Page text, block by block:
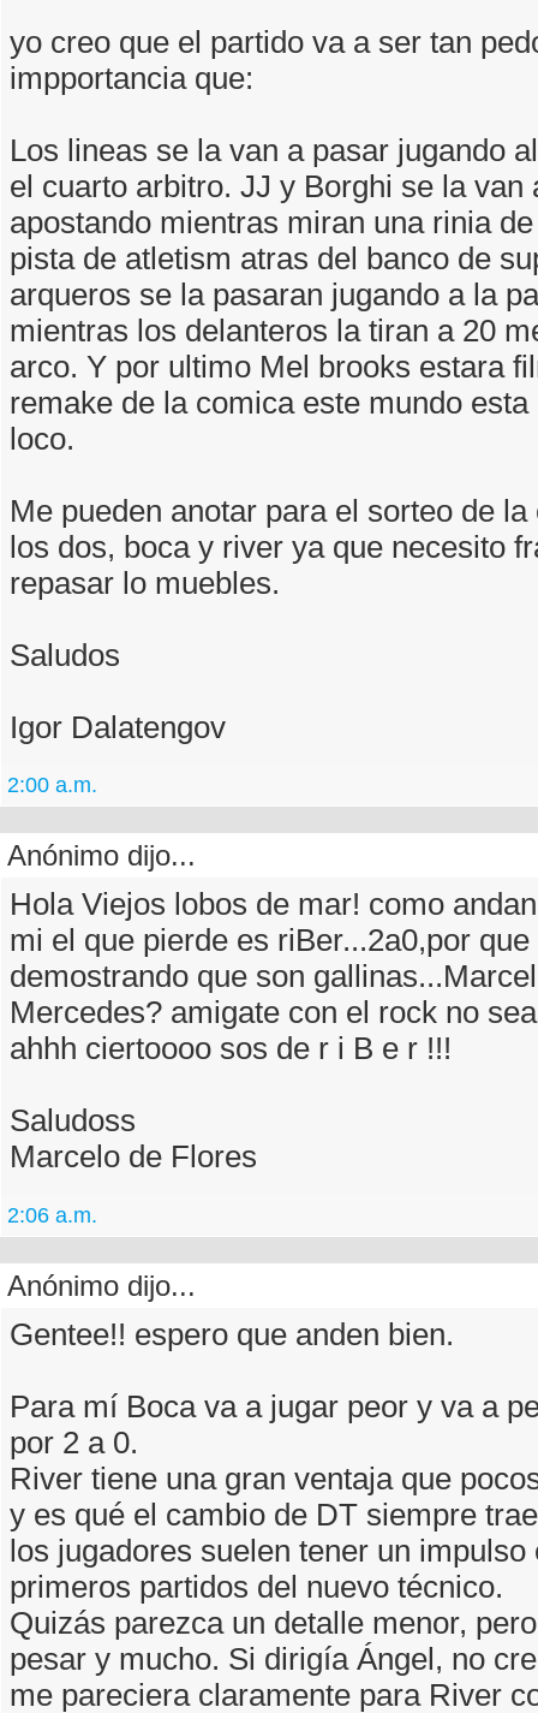
yo creo que el partido va a ser tan
impportancia que:
Los lineas se la van a pasar jugando
el cuarto arbitro. JJ y Borghi se la van
apostando mientras miran una rinia
pista de atletism atras del banco de
arqueros se la pasaran jugando a la
mientras los delanteros la tiran a 20
arco. Y por ultimo Mel brooks estara
remake de la comica este mundo esta
loco.
Me pueden anotar para el sorteo de
los dos, boca y river ya que necesito
repasar lo muebles.
Saludos
Igor Dalatengov
2:00 a.m.
Anónimo dijo...
Hola Viejos lobos de mar! como
mi el que pierde es riBer...2a0,por
demostrando que son
Mercedes? amigate con el rock no
ahhh ciertoooo sos de r i B e r !!!
Saludoss
Marcelo de Flores
2:06 a.m.
Anónimo dijo...
Gentee!! espero que anden bien.
Para mí Boca va a jugar peor y va a
por 2 a 0.
River tiene una gran ventaja que
y es qué el cambio de DT siempre
los jugadores suelen tener un impulso
primeros partidos del nuevo técnico.
Quizás parezca un detalle menor,
pesar y mucho. Si dirigía Ángel, no
me pareciera claramente para River